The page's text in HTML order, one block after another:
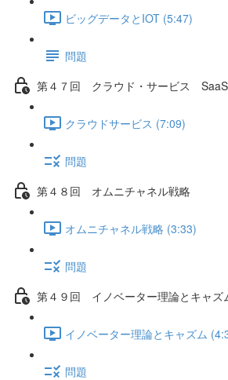
ビッグデータとIOT (5:47)
問題
第４７回 クラウド・サービス SaaS
クラウドサービス (7:09)
問題
第４８回 オムニチャネル戦略
オムニチャネル戦略 (3:33)
問題
第４９回 イノベーター理論とキャズ
イノベーター理論とキャズム
問題